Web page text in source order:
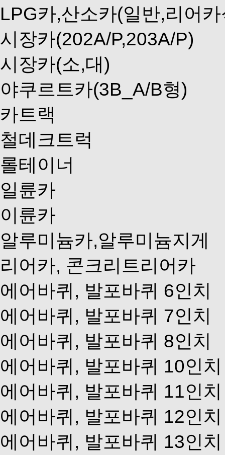
LPG카,산소카(일반,리어
시장카(202A/P,203A/P)
시장카(소,대)
야쿠르트카(3B_A/B형)
카트랙
철데크트럭
롤테이너
일륜카
이륜카
알루미늄카,알루미늄지게
리어카, 콘크리트리어카
에어바퀴, 발포바퀴 6인치
에어바퀴, 발포바퀴 7인치
에어바퀴, 발포바퀴 8인치
에어바퀴, 발포바퀴 10인치
에어바퀴, 발포바퀴 11인치
에어바퀴, 발포바퀴 12인치
에어바퀴, 발포바퀴 13인치